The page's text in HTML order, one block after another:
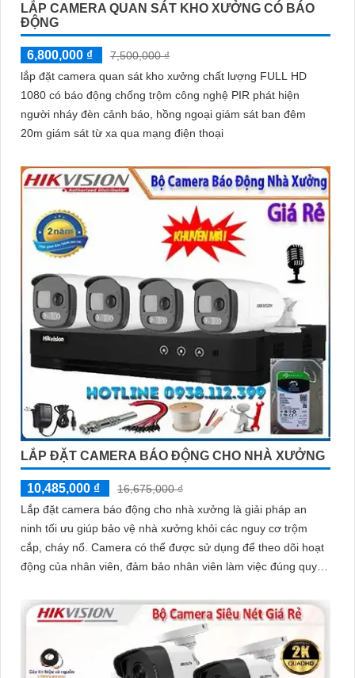
LẮP CAMERA QUAN SÁT KHO XƯỞNG CÓ BÁO
ĐỘNG
6,800,000 ₫
7,500,000 ₫
lắp đặt camera quan sát kho xưởng chất lượng FULL HD
1080 có báo động chống trộm công nghệ PIR phát hiện
người nháy đèn cảnh báo, hồng ngoại giám sát ban đêm
20m giám sát từ xa qua mạng điện thoại
LẮP ĐẶT CAMERA BÁO ĐỘNG CHO NHÀ XƯỞNG
10,485,000 ₫
16,675,000 ₫
Lắp đặt camera báo động cho nhà xưởng là giải pháp an
ninh tối ưu giúp bảo vệ nhà xưởng khỏi các nguy cơ trộm
cắp, cháy nổ. Camera có thể được sử dụng để theo dõi hoạt
động của nhân viên, đảm bảo nhân viên làm việc đúng quy